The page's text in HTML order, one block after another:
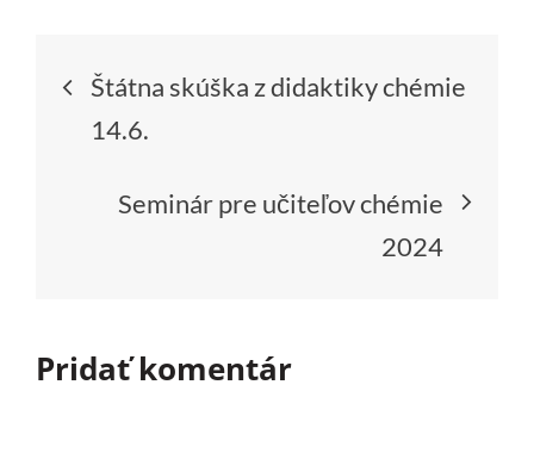
Navigácia
článku
Štátna skúška z didaktiky chémie
14.6.
Seminár pre učiteľov chémie
2024
Pridať komentár